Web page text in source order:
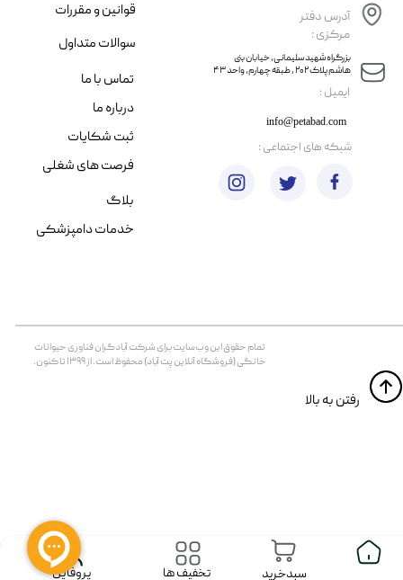
​ایمیل :
آدرس دفتر
مرکزی :
info@petabad.com
​​بزرگراه شهید سلیمانی، خیابان بنی
هاشم پلاک ۲۰۲ ، طبقه چهارم، واحد ۴۳
تمام حقوق اين وب‌سايت برای شرکت آبادگران فناوری حیوانات
خانگی (فروشگاه آنلاین پت آباد) محفوظ است. از ۱۳۹۹ تا کنون.
​​رفتن به بالا
قوانین و مقررات
سوالات متداول
تماس با ما
درباره ما
ثبت شکایات
فرصت های شغلی
​شبکه های اجتماعی :
بلاگ
خدمات دامپزشکی
سبدخرید تخفیف ها پروفایل